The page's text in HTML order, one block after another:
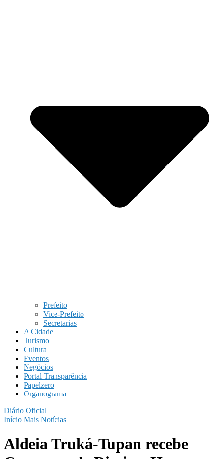
Prefeito
Vice-Prefeito
Secretarias
A Cidade
Turismo
Cultura
Eventos
Negócios
Portal Transparência
Papelzero
Organograma
Diário Oficial
Início Mais Notícias
Aldeia Truká-Tupan recebe